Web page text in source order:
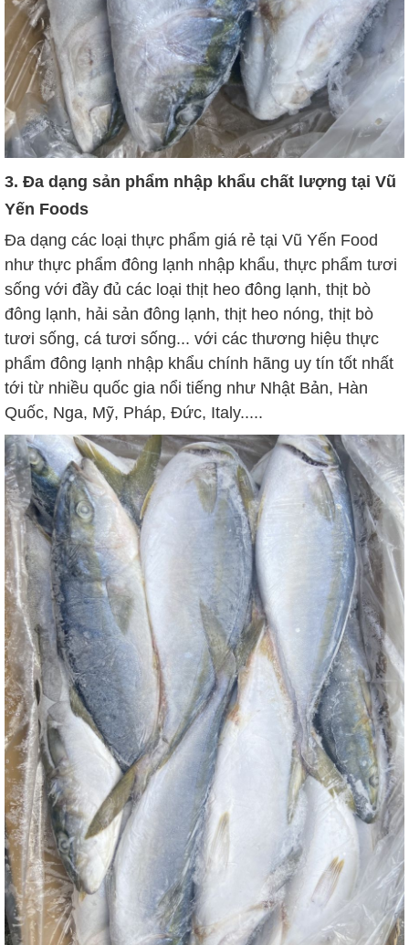
3. Đa dạng sản phẩm nhập khẩu chất lượng tại Vũ
Yến Foods
Đa dạng các loại thực phẩm giá rẻ tại Vũ Yến Food
như thực phẩm đông lạnh nhập khẩu, thực phẩm tươi
sống với đầy đủ các loại thịt heo đông lạnh, thịt bò
đông lạnh, hải sản đông lạnh, thịt heo nóng, thịt bò
tươi sống, cá tươi sống... với các thương hiệu thực
phẩm đông lạnh nhập khẩu chính hãng uy tín tốt nhất
tới từ nhiều quốc gia nổi tiếng như Nhật Bản, Hàn
Quốc, Nga, Mỹ, Pháp, Đức, Italy.....